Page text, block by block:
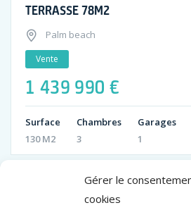
Gérer le
cookies
TERRASSE 78M2
Palm beach
Vente
1 439 990 €
Surface
130 M2
Chambres
3
Garages
1